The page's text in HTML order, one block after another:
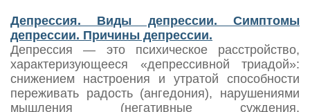
Депрессия. Виды депрессии. Симптомы
депрессии. Причины депрессии.
Депрессия — это психическое расстройство,
характеризующееся «депрессивной триадой»:
снижением настроения и утратой способности
переживать радость (ангедония), нарушениями
мышления (негативные суждения,